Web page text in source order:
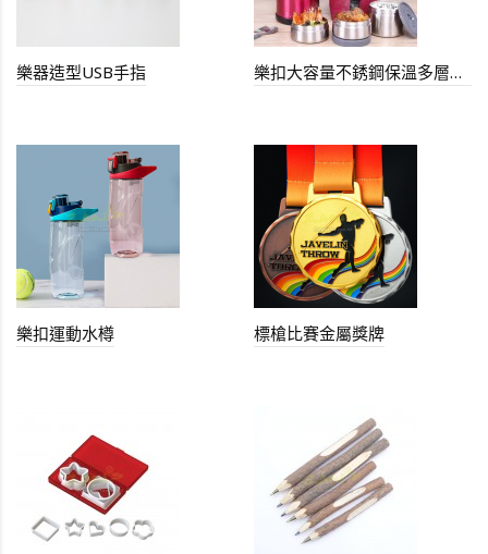
樂器造型USB手指 樂扣大容量不銹鋼保溫多層便當盒
樂扣運動水樽 標槍比賽金屬獎牌